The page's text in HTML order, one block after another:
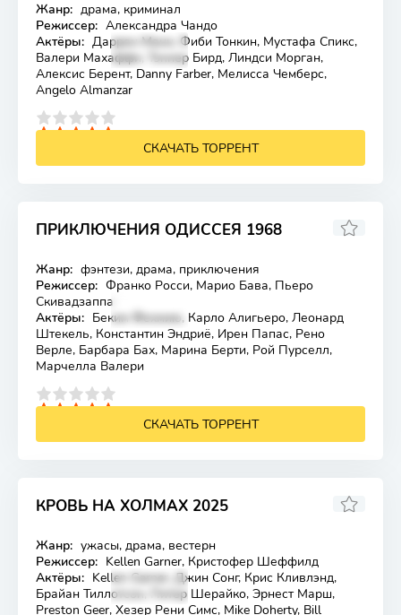
Лицензия
Жанр: драма, криминал
Режиссер: Александра Чандо
Актёры: Даррен Манн, Фиби Тонкин, Мустафа Спикс,
Валери Махаффи, Тэннер Бирд, Линдси Морган,
Алексис Берент, Danny Farber, Мелисса Чемберс,
Angelo Almanzar
СКАЧАТЬ ТОРРЕНТ
ПРИКЛЮЧЕНИЯ ОДИССЕЯ 1968
Лицензия
6.807 8.4
Жанр: фэнтези, драма, приключения
Режиссер: Франко Росси, Марио Бава, Пьеро
Скивадзаппа
Актёры: Беким Фехмию, Карло Алигьеро, Леонард
Штекель, Константин Эндриё, Ирен Папас, Рено
Верле, Барбара Бах, Марина Берти, Рой Пурселл,
Марчелла Валери
СКАЧАТЬ ТОРРЕНТ
КРОВЬ НА ХОЛМАХ 2025
Лицензия
5.015 4.3
Жанр: ужасы, драма, вестерн
Режиссер: Kellen Garner, Кристофер Шеффилд
Актёры: Kellen Garner, Джин Сонг, Крис Кливлэнд,
Брайан Тиллотсон, Питер Шерайко, Эрнест Марш,
Preston Geer, Хезер Рени Симс, Mike Doherty, Bill